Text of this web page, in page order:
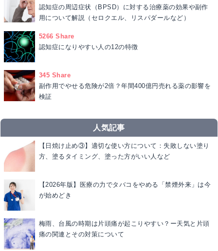
認知症の周辺症状（BPSD）に対する治療薬の効果や副作
用について解説（セロクエル、リスパダールなど）
5266 Share
認知症になりやすい人の12の特徴
345 Share
副作用でやせる危険が2倍？年間400億円売れる薬の影響を
検証
人気記事
【日焼け止め③】適切な使い方について：失敗しない塗り
方、塗るタイミング、塗った方がいい人など
【2026年版】医療の力でタバコをやめる「禁煙外来」は今
が始めどき
梅雨、台風の時期は片頭痛が起こりやすい？ー天気と片頭
痛の関連とその対策について